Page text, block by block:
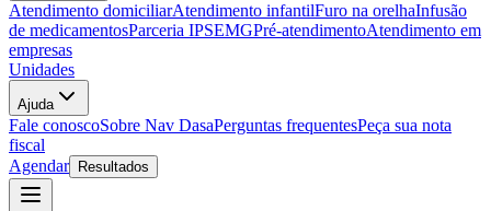
Atendimento domiciliarAtendimento infantilFuro na orelhaInfusão
de medicamentosParceria IPSEMGPré-atendimentoAtendimento em
empresas
Unidades
Ajuda
Fale conoscoSobre Nav DasaPerguntas frequentesPeça sua nota
fiscal
Agendar
Resultados